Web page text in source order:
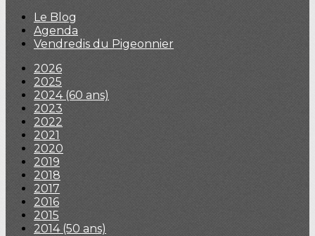
Le Blog
Agenda
Vendredis du Pigeonnier
2026
2025
2024 (60 ans)
2023
2022
2021
2020
2019
2018
2017
2016
2015
2014 (50 ans)